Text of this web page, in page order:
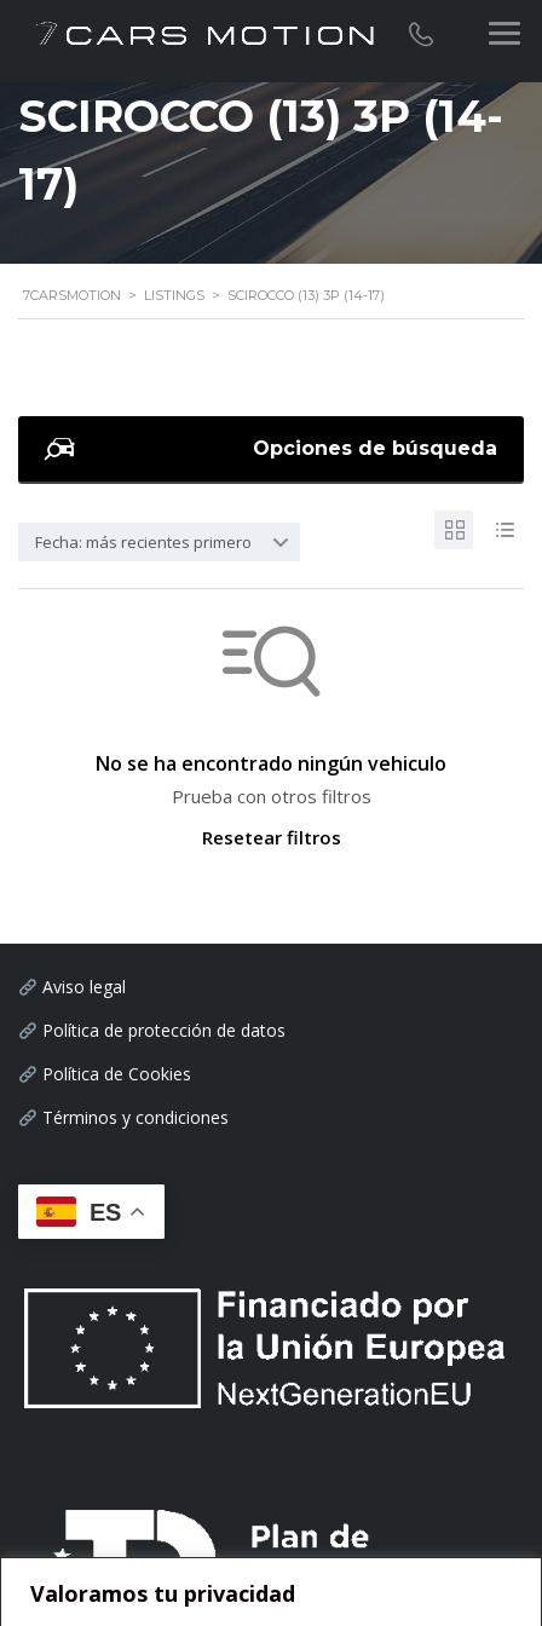
Valoramos tu privacidad
SCIROCCO (13) 3P (14-
17)
7CARSMOTION > LISTINGS > SCIROCCO (13) 3P (14-17)
Opciones de búsqueda
Fecha: más recientes primero
No se ha encontrado ningún vehiculo
Prueba con otros filtros
Resetear filtros
Aviso legal
Política de protección de datos
Política de Cookies
Términos y condiciones
ES